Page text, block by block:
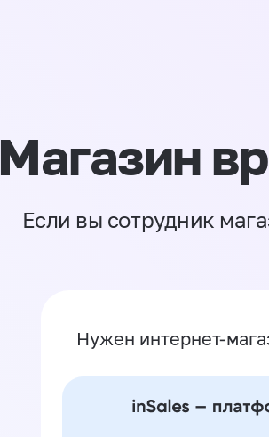
Магазин
Если вы сотрудник
Нужен интернет-